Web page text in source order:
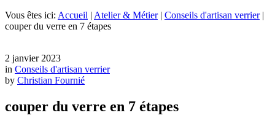
Vous êtes ici: Accueil | Atelier & Métier| Conseils d'artisan verrier|
couper du verre en 7 étapes
2 janvier 2023
in Conseils d'artisan verrier
by Christian Fournié
couper du verre en 7 étapes